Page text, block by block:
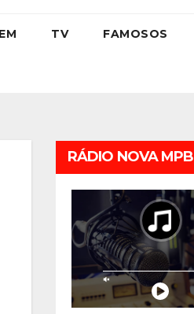
TV FAMOSOS
RÁDIO NOVA MPB